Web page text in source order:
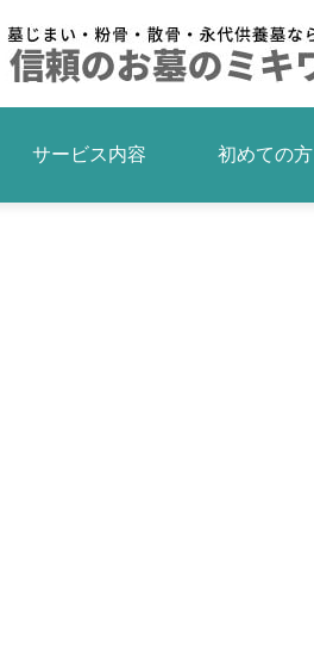
サービス内容 初めての方